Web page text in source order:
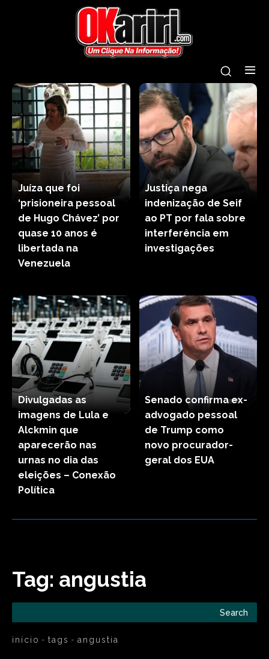
Juíza que foi
‘prisioneira pessoal
de Hugo Chávez’ por
quase 10 anos é
libertada na
Venezuela
Justiça nega
indenização de Seif
ao PT por fala sobre
interferência em
investigações
Divulgadas as
imagens de Lula e
Alckmin que
aparecerão nas
urnas no dia das
eleições – Conexão
Política
Senado confirma ex-
advogado pessoal
de Trump como
novo procurador-
geral dos EUA
Tag: angustia
Search
início tags angustia